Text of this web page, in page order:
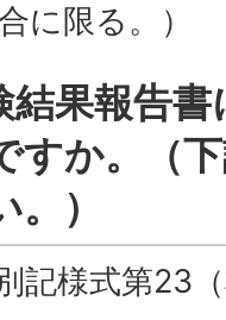
に限る。）
結果報告
すか。（
）
記様式第23